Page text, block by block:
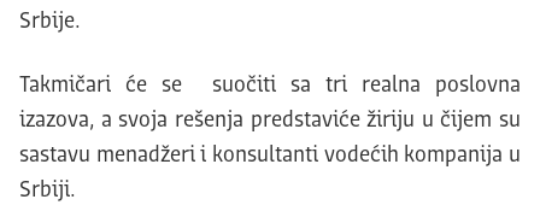
Srbije.
Takmičari će se suočiti sa tri realna poslovna
izazova, a svoja rešenja predstaviće žiriju u čijem su
sastavu menadžeri i konsultanti vodećih kompanija u
Srbiji.